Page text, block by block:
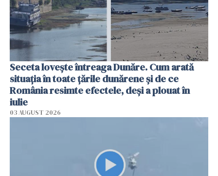
Seceta lovește întreaga Dunăre. Cum arată
situația în toate țările dunărene și de ce
România resimte efectele, deși a plouat în
iulie
03 AUGUST 2026